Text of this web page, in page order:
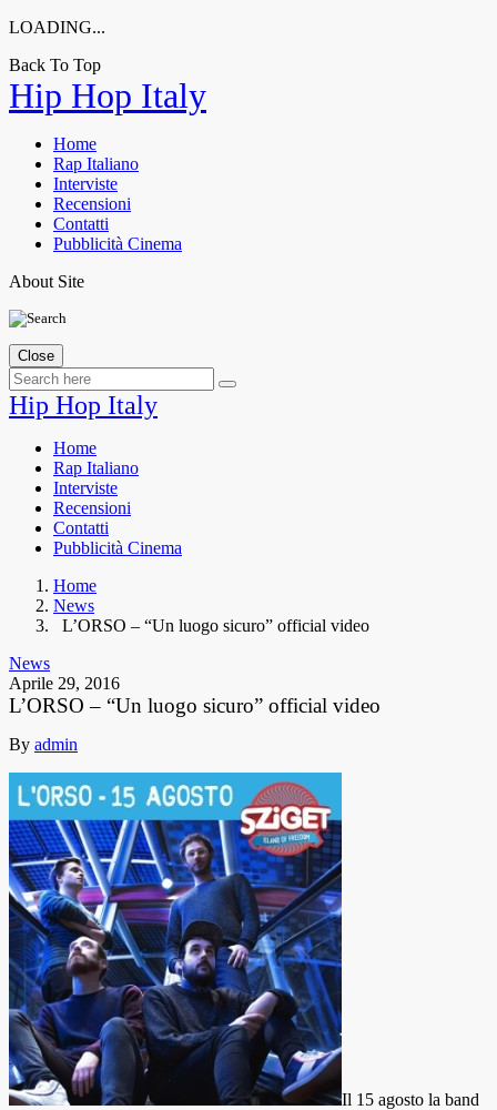
LOADING...
Back To Top
Skip
to
Hip Hop Italy
Home
Rap Italiano
Interviste
Recensioni
Contatti
Pubblicità Cinema
About Site
Close
Hip Hop Italy
Home
Rap Italiano
Interviste
Recensioni
Contatti
Pubblicità Cinema
Home
News
L’ORSO – “Un luogo sicuro” official video
News
Aprile 29, 2016
L’ORSO – “Un luogo sicuro” official video
By admin
Il 15 agosto la band